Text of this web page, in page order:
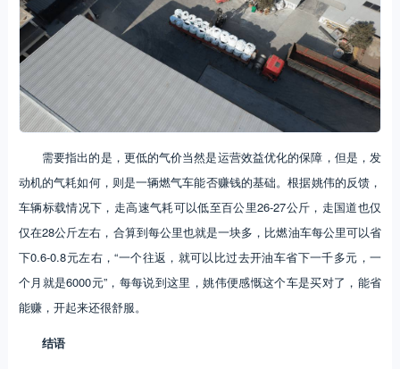
需要指出的是，更低的气价当然是运营效益优化的保障，但是，发
动机的气耗如何，则是一辆燃气车能否赚钱的基础。根据姚伟的反馈，
车辆标载情况下，走高速气耗可以低至百公里26-27公斤，走国道也仅
仅在28公斤左右，合算到每公里也就是一块多，比燃油车每公里可以省
下0.6-0.8元左右，“一个往返，就可以比过去开油车省下一千多元，一
个月就是6000元”，每每说到这里，姚伟便感慨这个车是买对了，能省
能赚，开起来还很舒服。
结语